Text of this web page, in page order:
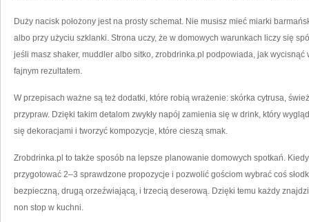
Duży nacisk położony jest na prosty schemat. Nie musisz mieć miarki
albo przy użyciu szklanki. Strona uczy, że w domowych warunkach liczy się
jeśli masz shaker, muddler albo sitko, zrobdrinka.pl podpowiada, jak wycisnąć
fajnym rezultatem.
W przepisach ważne są też dodatki, które robią wrażenie: skórka cytrusa,
przypraw. Dzięki takim detalom zwykły napój zamienia się w drink, który
się dekoracjami i tworzyć kompozycje, które cieszą smak.
Zrobdrinka.pl to także sposób na lepsze planowanie domowych spotkań.
przygotować 2–3 sprawdzone propozycje i pozwolić gościom wybrać coś
bezpieczną, drugą orzeźwiającą, i trzecią deserową. Dzięki temu każdy
non stop w kuchni.